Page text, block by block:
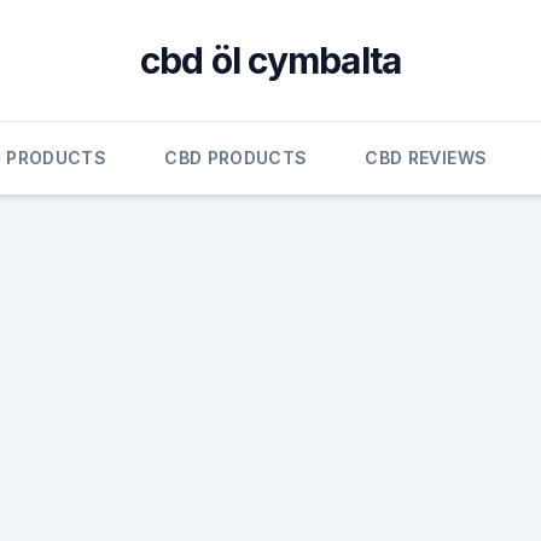
cbd öl cymbalta
PRODUCTS CBD PRODUCTS CBD REVIEWS